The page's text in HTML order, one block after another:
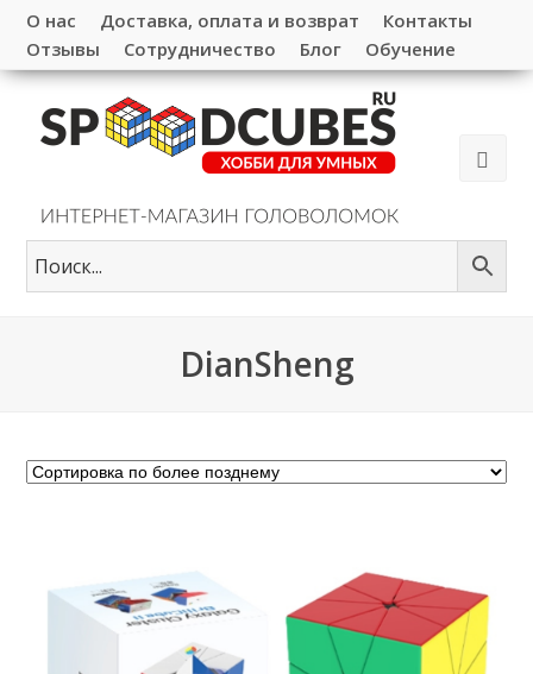
О нас Доставка, оплата и возврат
Контакты
Отзывы
Сотрудничество Блог Обучение
DianSheng